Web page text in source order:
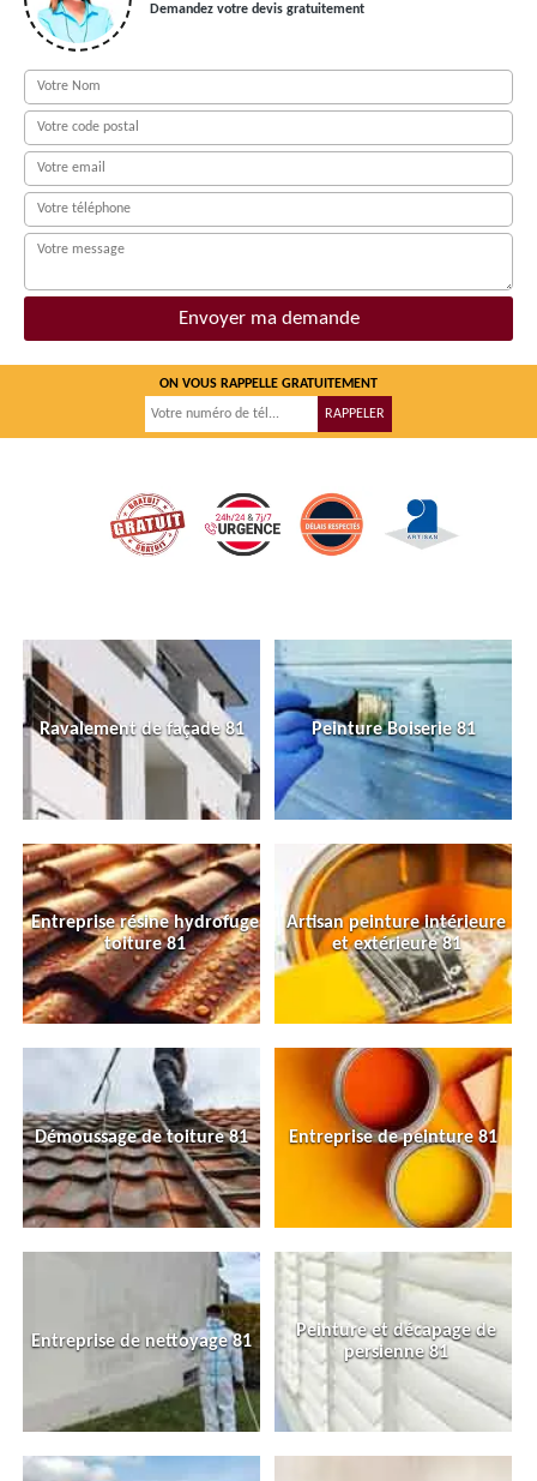
Demandez votre devis gratuitement
ON VOUS RAPPELLE GRATUITEMENT
Ravalement de façade 81 Peinture Boiserie 81
Entreprise résine hydrofuge
toiture 81
Artisan peinture intérieure
et extérieure 81
Démoussage de toiture 81 Entreprise de peinture 81
Entreprise de nettoyage 81
Peinture et décapage de
persienne 81